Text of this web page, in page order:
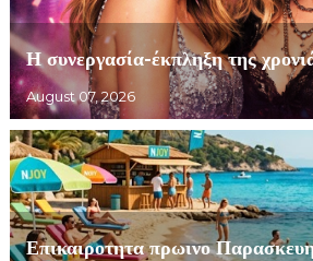
Η συνεργασία-έκπληξη της
August 07, 2026
Επικαιροτητα πρωινο